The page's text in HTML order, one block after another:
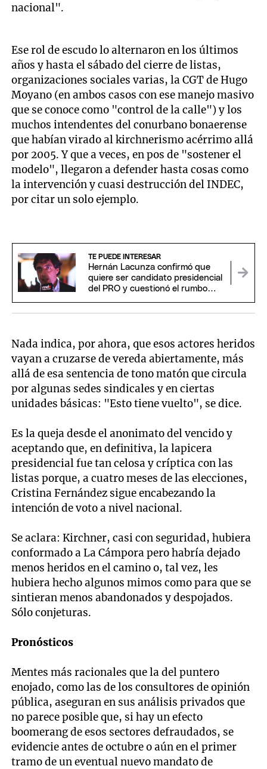
nacional".
Ese rol de escudo lo alternaron en los últimos
años y hasta el sábado del cierre de listas,
organizaciones sociales varias, la CGT de Hugo
Moyano (en ambos casos con ese manejo masivo
que se conoce como "control de la calle") y los
muchos intendentes del conurbano bonaerense
que habían virado al kirchnerismo acérrimo allá
por 2005. Y que a veces, en pos de "sostener el
modelo", llegaron a defender hasta cosas como
la intervención y cuasi destrucción del INDEC,
por citar un solo ejemplo.
TE PUEDE INTERESAR
Hernán Lacunza confirmó que
quiere ser candidato presidencial
del PRO y cuestionó el rumbo
Nada indica, por ahora, que esos actores heridos
vayan a cruzarse de vereda abiertamente, más
allá de esa sentencia de tono matón que circula
por algunas sedes sindicales y en ciertas
unidades básicas: "Esto tiene vuelto", se dice.
Es la queja desde el anonimato del vencido y
aceptando que, en definitiva, la lapicera
presidencial fue tan celosa y críptica con las
listas porque, a cuatro meses de las elecciones,
Cristina Fernández sigue encabezando la
intención de voto a nivel nacional.
Se aclara: Kirchner, casi con seguridad, hubiera
conformado a La Cámpora pero habría dejado
menos heridos en el camino o, tal vez, les
hubiera hecho algunos mimos como para que se
sintieran menos abandonados y despojados.
Sólo conjeturas.
Pronósticos
Mentes más racionales que la del puntero
enojado, como las de los consultores de opinión
pública, aseguran en sus análisis privados que
no parece posible que, si hay un efecto
boomerang de esos sectores defraudados, se
evidencie antes de octubre o aún en el primer
tramo de un eventual nuevo mandato de